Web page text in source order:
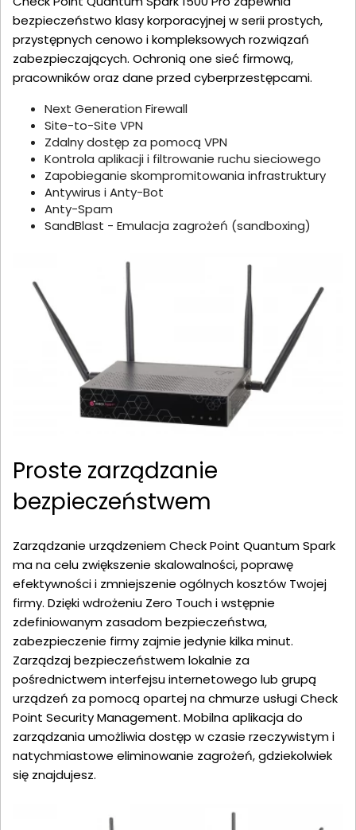
bezpieczeństwo klasy korporacyjnej w serii prostych,
przystępnych cenowo i kompleksowych rozwiązań
zabezpieczających. Ochronią one sieć firmową,
pracowników oraz dane przed cyberprzestępcami.
Next Generation Firewall
Site-to-Site VPN
Zdalny dostęp za pomocą VPN
Kontrola aplikacji i filtrowanie ruchu sieciowego
Zapobieganie skompromitowania infrastruktury
Antywirus i Anty-Bot
Anty-Spam
SandBlast - Emulacja zagrożeń (sandboxing)
Proste zarządzanie
bezpieczeństwem
Zarządzanie urządzeniem Check Point Quantum Spark
ma na celu zwiększenie skalowalności, poprawę
efektywności i zmniejszenie ogólnych kosztów Twojej
firmy. Dzięki wdrożeniu Zero Touch i wstępnie
zdefiniowanym zasadom bezpieczeństwa,
zabezpieczenie firmy zajmie jedynie kilka minut.
Zarządzaj bezpieczeństwem lokalnie za
pośrednictwem interfejsu internetowego lub grupą
urządzeń za pomocą opartej na chmurze usługi Check
Point Security Management. Mobilna aplikacja do
zarządzania umożliwia dostęp w czasie rzeczywistym i
natychmiastowe eliminowanie zagrożeń, gdziekolwiek
się znajdujesz.